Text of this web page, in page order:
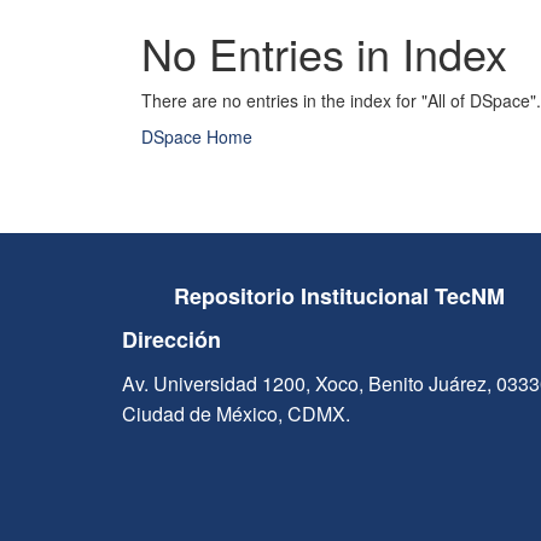
No Entries in Index
There are no entries in the index for "All of DSpace".
DSpace Home
Repositorio Institucional TecNM
Dirección
Av. Universidad 1200, Xoco, Benito Juárez,
Ciudad de México, CDMX.